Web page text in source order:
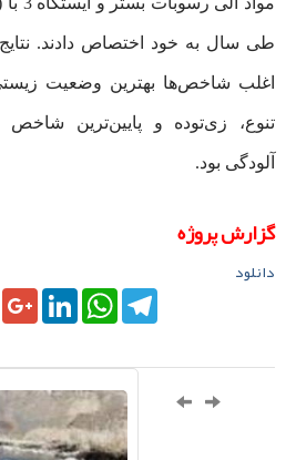
اغلب شاخص‌ها بهترین وضعیت زیستی
تنوع، زی‌توده و پایین‌ترین شاخص
آلودگی بود.
گزارش پروژه
دانلود
LinkedInWhatsAppTelegram